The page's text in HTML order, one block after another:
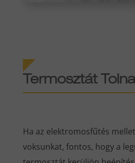
Termosztát Tolna
Ha az elektromosfűtés
voksunkat, fontos, hogy a